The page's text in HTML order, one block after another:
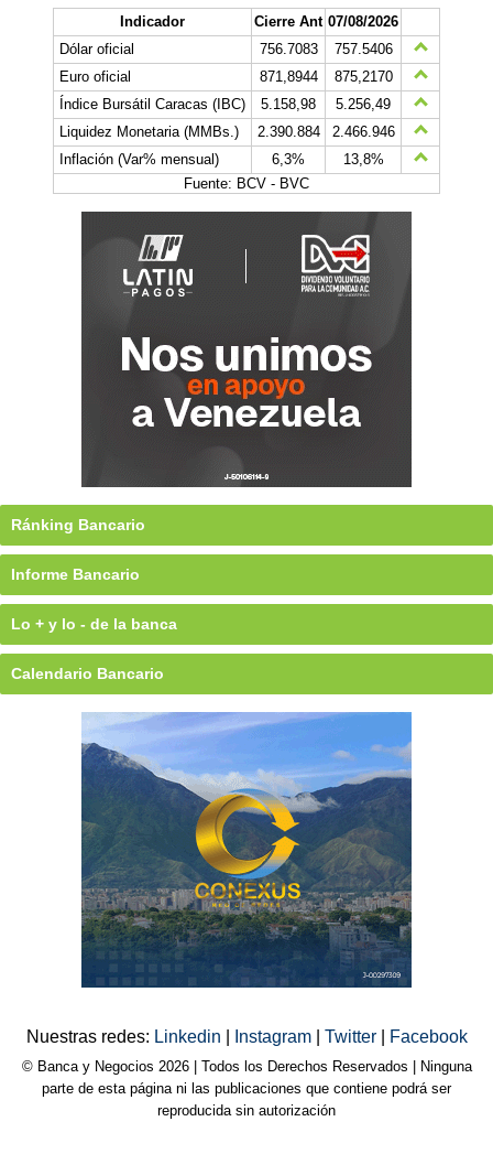
Indicador Cierre Ant 07/08/2026
Dólar oficial
756.7083
757.5406
Euro oficial
871,8944
875,2170
Índice Bursátil Caracas (IBC)
5.158,98
5.256,49
Liquidez Monetaria (MMBs.)
2.390.884
2.466.946
Inflación (Var% mensual)
6,3%
13,8%
Fuente: BCV - BVC
Ránking Bancario
Informe Bancario
Lo + y lo - de la banca
Calendario Bancario
Nuestras redes: Linkedin Instagram Twitter Facebook
© Banca y Negocios 2026 | Todos los Derechos Reservados | Ninguna
parte de esta página ni las publicaciones que contiene podrá ser
reproducida sin autorización